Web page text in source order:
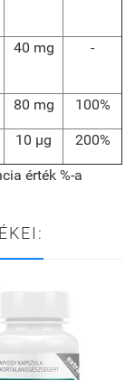
40 mg -
80 mg 100%
10 µg 200%
érték %-a